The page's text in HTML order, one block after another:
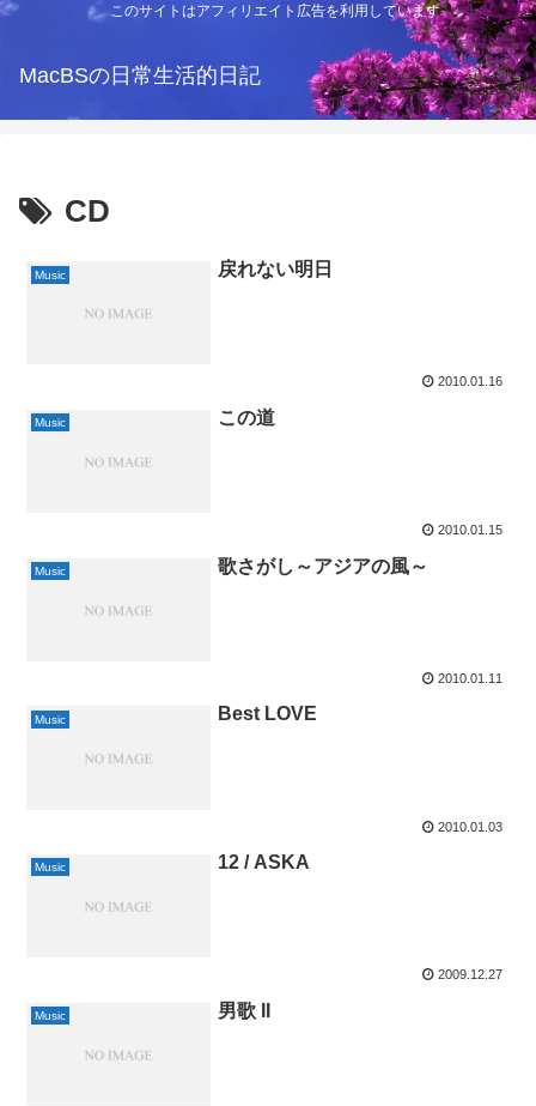
このサイトはアフィリエイト広告を利用しています
MacBSの日常生活的日記
CD
Music 戻れない明日
2010.01.16
Music この道
2010.01.15
Music 歌さがし～アジアの風～
2010.01.11
Music Best LOVE
2010.01.03
Music 12 / ASKA
2009.12.27
Music 男歌 II